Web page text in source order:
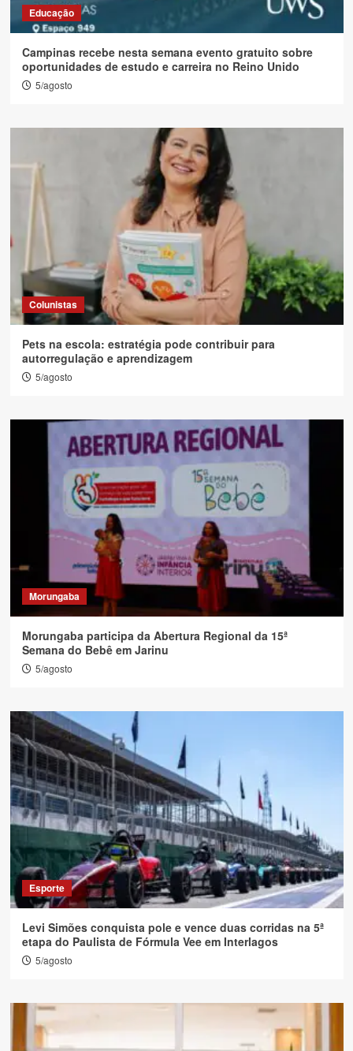
Educação
Campinas recebe nesta semana evento gratuito sobre
oportunidades de estudo e carreira no Reino Unido
5/agosto
Colunistas
Pets na escola: estratégia pode contribuir para
autorregulação e aprendizagem
5/agosto
Morungaba
Morungaba participa da Abertura Regional da 15ª
Semana do Bebê em Jarinu
5/agosto
Esporte
Levi Simões conquista pole e vence duas corridas na 5ª
etapa do Paulista de Fórmula Vee em Interlagos
5/agosto